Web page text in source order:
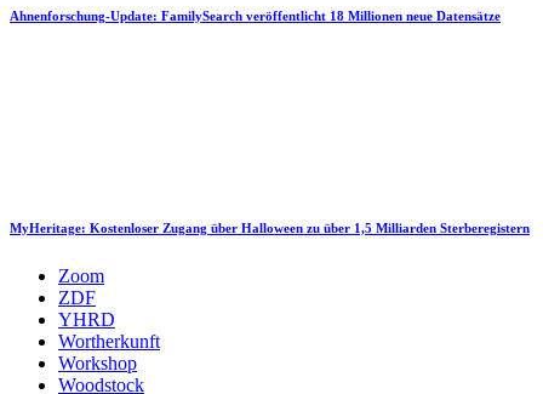
Ahnenforschung-Update: FamilySearch veröffentlicht 18 Millionen neue Datensätze
MyHeritage: Kostenloser Zugang über Halloween zu über 1,5 Milliarden Sterberegistern
Zoom
ZDF
YHRD
Wortherkunft
Workshop
Woodstock